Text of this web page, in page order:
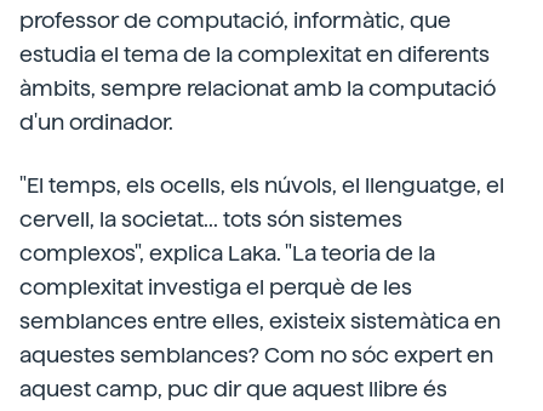
professor de computació, informàtic, que
estudia el tema de la complexitat en diferents
àmbits, sempre relacionat amb la computació
d'un ordinador.
"El temps, els ocells, els núvols, el llenguatge, el
cervell, la societat... tots són sistemes
complexos", explica Laka. "La teoria de la
complexitat investiga el perquè de les
semblances entre elles, existeix sistemàtica en
aquestes semblances? Com no sóc expert en
aquest camp, puc dir que aquest llibre és